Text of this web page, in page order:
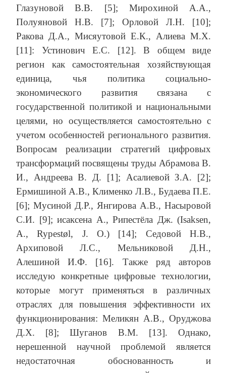
Глазуновой В.В. [5]; Мирохиной А.А.,
Полуяновой Н.В. [7]; Орловой Л.Н. [10];
Ракова Д.А., Мисяутовой Е.К., Алиева М.Х.
[11]: Устинович Е.С. [12]. В общем виде
регион как самостоятельная хозяйствующая
единица, чья политика социально-
экономического развития связана с
государственной политикой и национальными
целями, но осуществляется самостоятельно с
учетом особенностей регионального развития.
Вопросам реализации стратегий цифровых
трансформаций посвящены труды Абрамова В.
И., Андреева В. Д. [1]; Асалиевой З.А. [2];
Ермишиной А.В., Клименко Л.В., Будаева П.Е.
[6]; Мусиной Д.Р., Янгирова А.В., Насыровой
С.И. [9]; исаксена А., Рипестёла Дж. (Isaksen,
A., Rypestøl, J. O.) [14]; Седовой Н.В.,
Архиповой Л.С., Мельниковой Д.Н.,
Алешиной И.Ф. [16]. Также ряд авторов
исследую конкретные цифровые технологии,
которые могут применяться в различных
отраслях для повышения эффективности их
функционирования: Меликян А.В., Оруджова
Д.Х. [8]; Шуганов В.М. [13]. Однако,
нерешенной научной проблемой является
недостаточная обоснованность и